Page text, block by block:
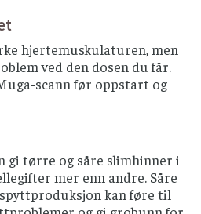
hjertemuskulaturen, men
ved den dosen du får.
scann før oppstart og
gi tørre og såre slimhinner i
mer enn andre. Såre
kan føre til